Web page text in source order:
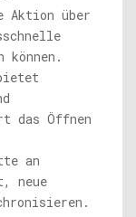
Aktion über
können.
das Öffnen
an
neue